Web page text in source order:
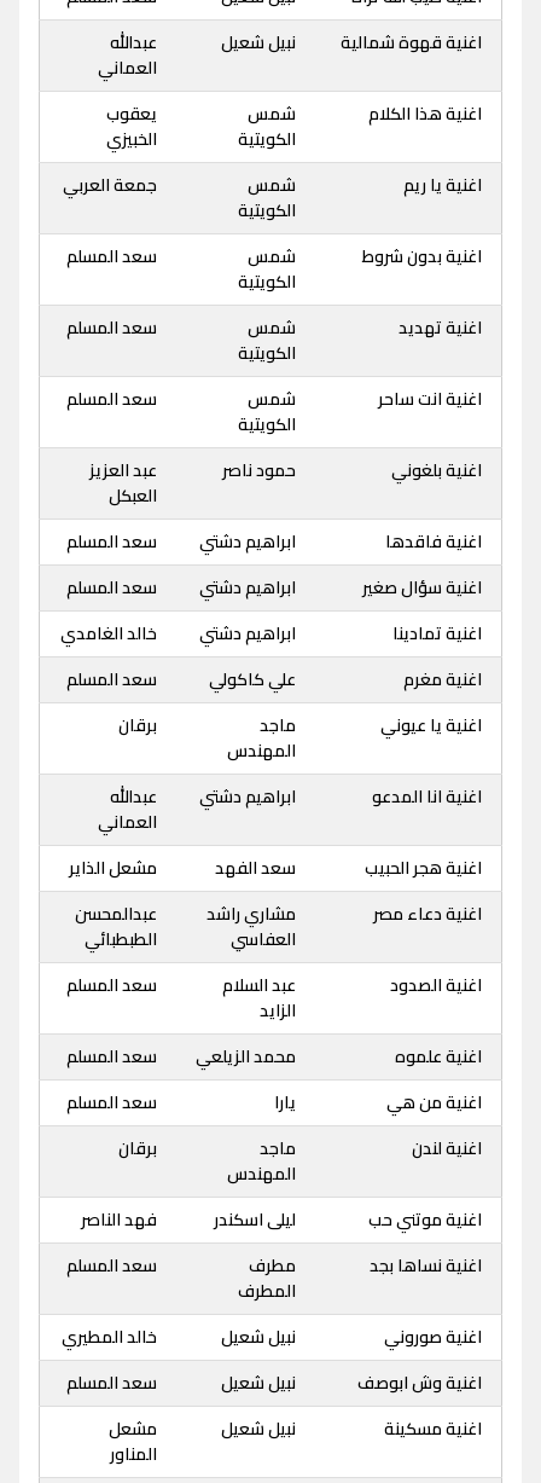
اغنية قهوة شمالية
نبيل شعيل
عبدالله
العماني
اغنية هذا الكلام
شمس
الكويتية
يعقوب
الخبيزي
اغنية يا ريم
شمس
الكويتية
جمعة العربي
اغنية بدون شروط
شمس
الكويتية
سعد المسلم
اغنية تهديد
شمس
الكويتية
سعد المسلم
اغنية انت ساحر
شمس
الكويتية
سعد المسلم
اغنية بلغوني حمود ناصر
عبد العزيز
العبكل
اغنية فاقدها
ابراهيم دشتي
سعد المسلم
اغنية سؤال صغير
ابراهيم دشتي
سعد المسلم
اغنية تمادينا
ابراهيم دشتي
خالد الغامدي
اغنية مغرم
علي كاكولي
سعد المسلم
اغنية يا عيوني
ماجد
المهندس
برقان
اغنية انا المدعو ابراهيم دشتي
عبدالله
العماني
اغنية هجر الحبيب
سعد الفهد
مشعل الذاير
اغنية دعاء مصر
مشاري راشد
العفاسي
عبدالمحسن
الطبطبائي
اغنية الصدود
عبد السلام
الزايد
سعد المسلم
اغنية علموه محمد الزيلعي
سعد المسلم
اغنية من هي
يارا
سعد المسلم
اغنية لندن
ماجد
المهندس
برقان
اغنية موتني حب ليلى اسكندر
فهد الناصر
اغنية نساها بجد
مطرف
المطرف
سعد المسلم
اغنية صوروني نبيل شعيل
خالد المطيري
اغنية وش ابوصف
نبيل شعيل
سعد المسلم
اغنية مسكينة
نبيل شعيل
مشعل
المناور